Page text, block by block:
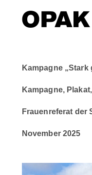
Kampagne „Stark
Kampagne,
Frauenreferat der
November 2025